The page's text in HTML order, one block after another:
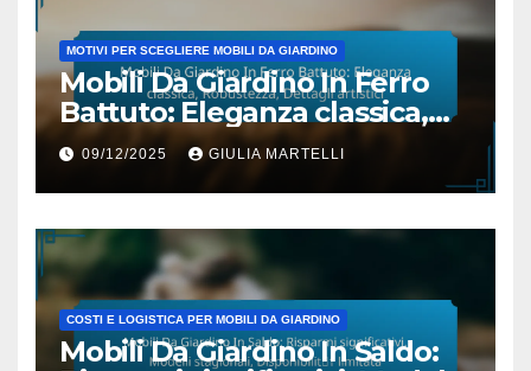
MOTIVI PER SCEGLIERE MOBILI DA GIARDINO
Mobili Da Giardino In Ferro
Battuto: Eleganza classica,
Robustezza, Dettagli artistici
09/12/2025 GIULIA MARTELLI
COSTI E LOGISTICA PER MOBILI DA GIARDINO
Mobili Da Giardino In Saldo: